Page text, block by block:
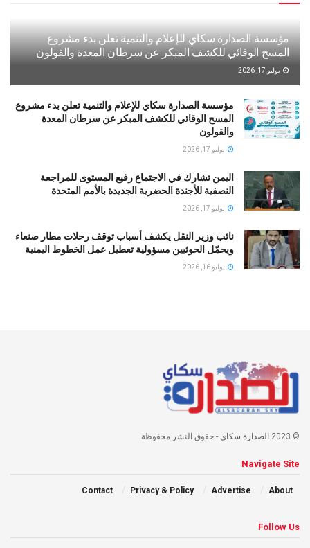
مؤسسة الصدارة سكاي للإعلام والتنمية تعلن بدء مشروع
المسح الوقائي للكشف المبكر عن سرطان المعدة والقولون
يوليو 17, 2026
مؤسسة الصدارة سكاي للإعلام والتنمية تعلن بدء مشروع
المسح الوقائي للكشف المبكر عن سرطان المعدة
والقولون
يوليو 17, 2026
اليمن تشارك في الاجتماع رفيع المستوى للمراجعة
النصفية للأجندة الحضرية الجديدة بالأمم المتحدة
يوليو 17, 2026
نائب وزير النقل يكشف أسباب توقف رحلات مطار صنعاء
ويحمّل الحوثيين مسؤولية تعطيل عمل الخطوط اليمنية
يوليو 16, 2026
© 2023 الصدارة سكاي- حقوق النشر محفوظة
Navigate Site
About
Advertise
Privacy & Policy
Contact
Follow Us